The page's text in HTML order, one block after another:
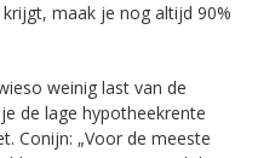
maak je nog altijd 90%
weinig last van de
de lage hypotheekrente
Conijn: „Voor de meeste